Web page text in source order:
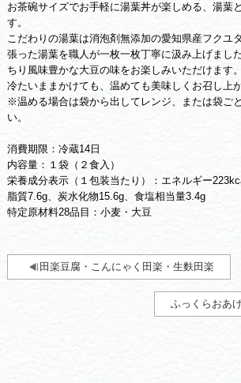
お茶碗サイズでお手軽に湯葉丼が楽しめる、湯葉
す。
こだわりの湯葉は消泡剤無添加の愛知県産フクユ
張った湯葉を職人が一枚一枚丁寧に汲み上げまし
ちり風味豊かな大豆の味をお楽しみいただけます。
冷たいままかけても、温めても美味しくお召し上
※温める場合は袋から出してレンジ、または袋ご
い。
消費期限：冷蔵14日
内容量：１袋（２食入）
栄養成分表示（１包装当たり）：エネルギー
脂質7.6g、炭水化物15.6g、食塩相当量3.4g
特定原材料28品目：小麦・大豆
田楽豆腐・こんにゃく田楽・生麩田楽
ふっくらおあ